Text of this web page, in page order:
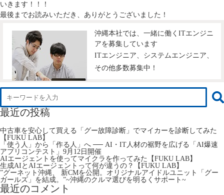
いきます！！！
最後までお読みいただき、ありがとうございました！
沖縄本社では、一緒に働くITエンジニ
アを募集しています
ITエンジニア、システムエンジニア、
その他多数募集中！
最近の投稿
中古車を安心して買える「グー故障診断」でマイカーを診断してみた
【FUKU LAB】
「使う人」から「作る人」へ ── AI・IT人材の裾野を広げる「AI爆速
アプリコンテスト」9月12日開催
AIエージェントを使ってマイクラを作ってみた【FUKU LAB】
生成AIとAIエージェントって何が違うの？【FUKU LAB】
”グーネット沖縄、 新CMを公開。オリジナルアイドルユニット「グー
ガールズ」を結成。”~沖縄のクルマ選びを明るくサポート~
最近のコメント